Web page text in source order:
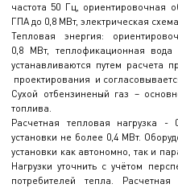
частота 50 Гц, ориентировочная
ГПА до 0,8 МВт, электрическая
Тепловая энергия:
0,8 МВт, теплофикационная
устанавливаются путем расчета
проектирования и
Сухой отбензиненый газ –
топлива.
Расчетная тепловая нагрузка
установки не более 0,4 МВт.
установки как автономно, так и
Нагрузки уточнить с учётом
потребителей тепла.